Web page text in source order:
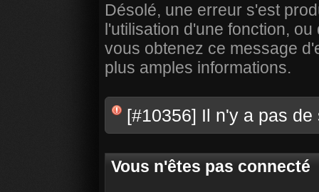
Désolé, une erreur s'est
l'utilisation d'une fonction,
vous obtenez ce message
plus amples informations.
[#10356] Il n'y a pas
Vous n'êtes pas connecté